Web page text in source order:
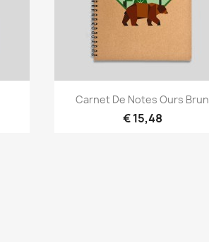
Snel bekijken
Carnet De Notes Ours Brun
€ 15,48